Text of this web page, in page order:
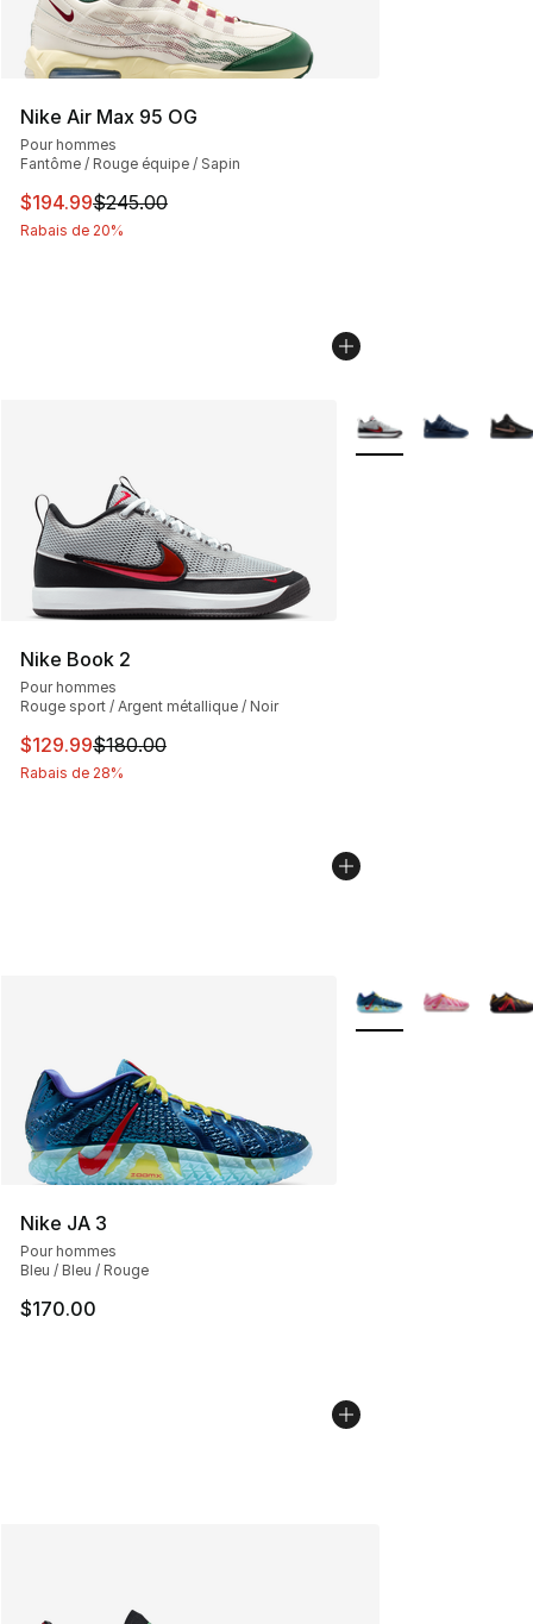
Nike Air Max 95 OG
Pour hommes
Fantôme / Rouge équipe / Sapin
Cet article est en solde. Le prix est passé de $245.00 à
$194.99$245.00
Rabais de 20%
Nike Book 2
Pour hommes
Rouge sport / Argent métallique / Noir
Cet article est en solde. Le prix est passé de $180.00 à
$129.99$180.00
Rabais de 28%
Plus de couleurs
Nike JA 3
Pour hommes
Bleu / Bleu / Rouge
$170.00
Plus de couleurs